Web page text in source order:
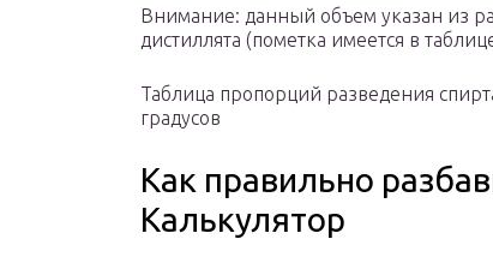
Внимание: данный объем указан из
дистиллята (пометка имеется в
Таблица пропорций разведения
градусов
Как правильно
Калькулятор